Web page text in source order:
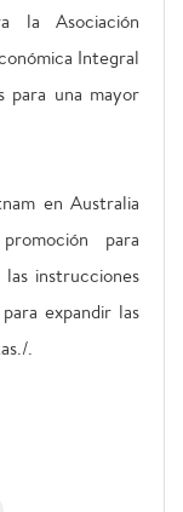
la Asociación
Integral
para una mayor
en Australia
para
instrucciones
expandir las
.